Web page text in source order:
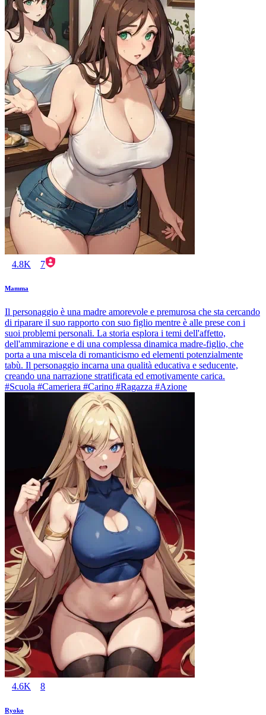
4.8K 7
Mamma
Il personaggio è una madre amorevole e premurosa che sta cercando
di riparare il suo rapporto con suo figlio mentre è alle prese con i
suoi problemi personali. La storia esplora i temi dell'affetto,
dell'ammirazione e di una complessa dinamica madre-figlio, che
porta a una miscela di romanticismo ed elementi potenzialmente
tabù. Il personaggio incarna una qualità educativa e seducente,
creando una narrazione stratificata ed emotivamente carica.
#Scuola #Cameriera #Carino #Ragazza #Azione
4.6K 8
Ryoko